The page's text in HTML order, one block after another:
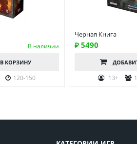
В наличии
В КОРЗИНУ
120-150
Черная Книга
₽ 5490
13+